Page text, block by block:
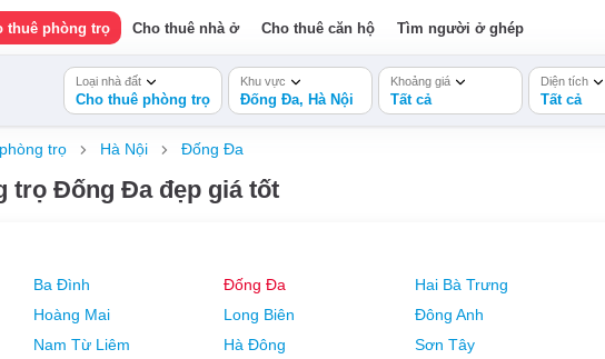
thuê phòng trọ Cho thuê nhà ở Cho thuê căn hộ Tìm người ở ghép
Loại nhà đất
Cho thuê phòng trọ
Khu vực
Đống Đa, Hà Nội
Khoảng giá
Tất cả
Diện tích
Tất cả
trọ Hà Nội Đống Đa
trọ Đống Đa đẹp giá tốt
Ba Đình Đống Đa Hai Bà Trưng
Hoàng Mai Long Biên Đông Anh
Nam Từ Liêm Hà Đông Sơn Tây